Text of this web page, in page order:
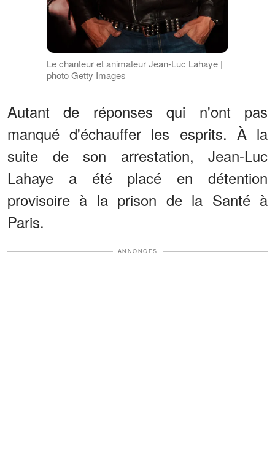
Le chanteur et animateur Jean-Luc Lahaye |
photo Getty Images
Autant de réponses qui n'ont pas
manqué d'échauffer les esprits. À la
suite de son arrestation, Jean-Luc
Lahaye a été placé en détention
provisoire à la prison de la Santé à
Paris.
ANNONCES